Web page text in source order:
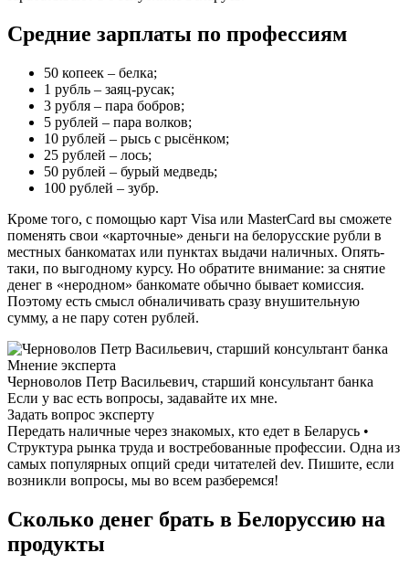
Средние зарплаты по профессиям
50 копеек – белка;
1 рубль – заяц-русак;
3 рубля – пара бобров;
5 рублей – пара волков;
10 рублей – рысь с рысёнком;
25 рублей – лось;
50 рублей – бурый медведь;
100 рублей – зубр.
Кроме того, с помощью карт Visa или MasterCard вы сможете
поменять свои «карточные» деньги на белорусские рубли в
местных банкоматах или пунктах выдачи наличных. Опять-
таки, по выгодному курсу. Но обратите внимание: за снятие
денег в «неродном» банкомате обычно бывает комиссия.
Поэтому есть смысл обналичивать сразу внушительную
сумму, а не пару сотен рублей.
Мнение эксперта
Черноволов Петр Васильевич, старший консультант банка
Если у вас есть вопросы, задавайте их мне.
Задать вопрос эксперту
Передать наличные через знакомых, кто едет в Беларусь •
Структура рынка труда и востребованные профессии. Одна из
самых популярных опций среди читателей dev. Пишите, если
возникли вопросы, мы во всем разберемся!
Сколько денег брать в Белоруссию на
продукты